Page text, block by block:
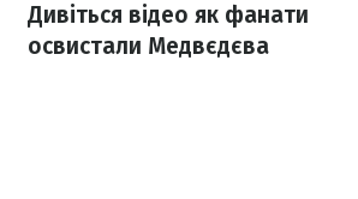
Дивіться відео як фанати
освистали Медвєдєва